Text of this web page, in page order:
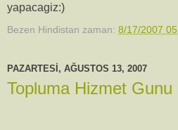
yapacagiz:)
Bezen Hindistan zaman: 8/17/2007
PAZARTESI, AĞUSTOS 13, 2007
Topluma Hizmet Gunu